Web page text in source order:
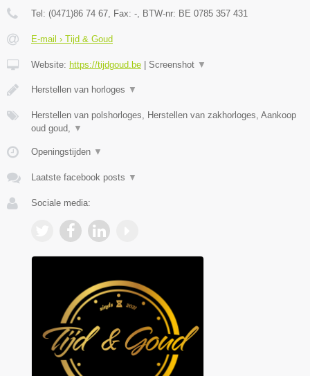
Tel: (0471)86 74 67 , Fax: - , BTW-nr: BE 0785 357 431
E-mail › Tijd & Goud
Website: https://tijdgoud.be | Screenshot ▼
Herstellen van horloges ▼
Herstellen van polshorloges, Herstellen van zakhorloges, Aankoop
oud goud,
▼
Openingstijden ▼
Laatste facebook posts ▼
Sociale media: